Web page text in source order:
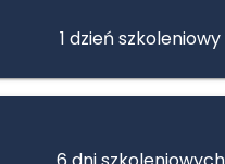
1 dzień szkoleniowy